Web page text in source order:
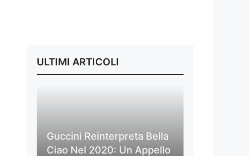
ULTIMI ARTICOLI
Guccini Reinterpreta Bella
Ciao Nel 2020: Un Appello